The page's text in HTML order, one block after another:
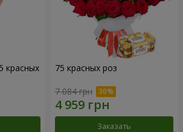
красных 75 красных роз
7 084 грн
Заказать